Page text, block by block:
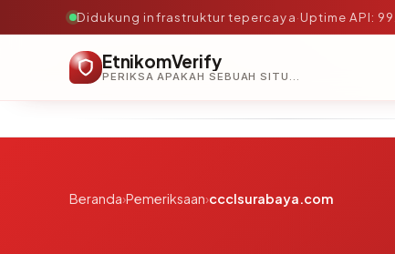
Didukung infrastruktur tepercaya·Uptime API:
EtnikomVerify
PERIKSA APAKAH SEBUAH SITUS AMAN, TEPERCAYA, DAN TERVERIFIKASI DALAM HITUNGAN DETIK.
Beranda›Pemeriksaan›ccclsurabaya.com